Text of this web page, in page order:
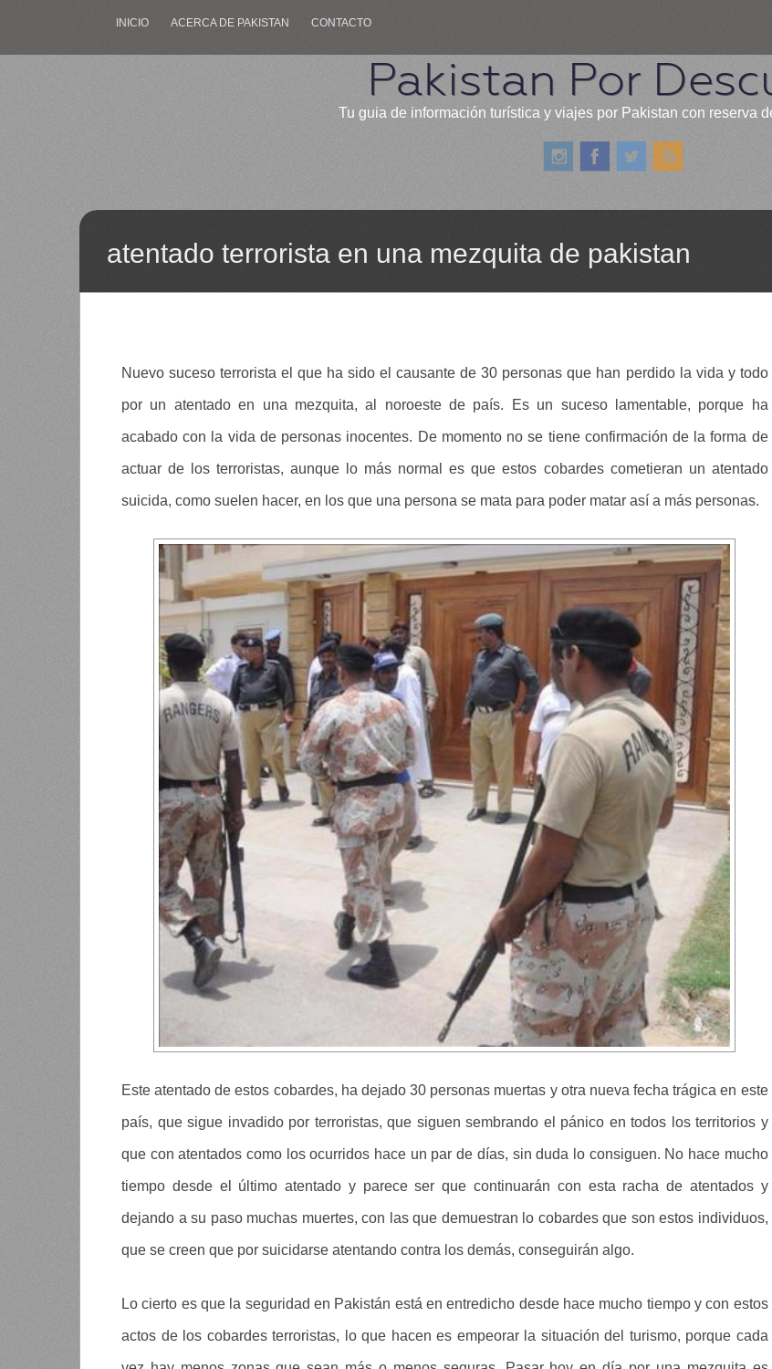
INICIO ACERCA DE PAKISTAN CONTACTO
Pakistan Por
Tu guia de información turística y viajes por Pakistan con reserva
atentado terrorista en una mezquita de pakistan
Nuevo suceso terrorista el que ha sido el causante de 30 personas que han perdido la vida y todo
por un atentado en una mezquita, al noroeste de país. Es un suceso lamentable, porque ha
acabado con la vida de personas inocentes. De momento no se tiene confirmación de la forma de
actuar de los terroristas, aunque lo más normal es que estos cobardes cometieran un atentado
suicida, como suelen hacer, en los que una persona se mata para poder matar así a más personas.
Este atentado de estos cobardes, ha dejado 30 personas muertas y otra nueva fecha trágica en este
país, que sigue invadido por terroristas, que siguen sembrando el pánico en todos los territorios y
que con atentados como los ocurridos hace un par de días, sin duda lo consiguen. No hace mucho
tiempo desde el último atentado y parece ser que continuarán con esta racha de atentados y
dejando a su paso muchas muertes, con las que demuestran lo cobardes que son estos individuos,
que se creen que por suicidarse atentando contra los demás, conseguirán algo.
Lo cierto es que la seguridad en Pakistán está en entredicho desde hace mucho tiempo y con estos
actos de los cobardes terroristas, lo que hacen es empeorar la situación del turismo, porque cada